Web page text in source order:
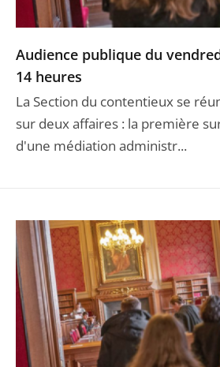
Audience publique du
14 heures
La Section du contentieux se
sur deux affaires : la première
d'une médiation administr...